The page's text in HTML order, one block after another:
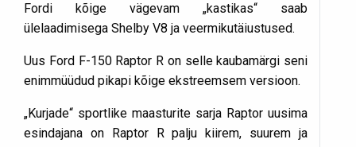
Fordi kõige vägevam „kastikas“ saab
ülelaadimisega Shelby V8 ja veermikutäiustused.
Uus Ford F-150 Raptor R on selle kaubamärgi seni
enimmüüdud pikapi kõige ekstreemsem versioon.
„Kurjade“ sportlike maasturite sarja Raptor uusima
esindajana on Raptor R palju kiirem, suurem ja